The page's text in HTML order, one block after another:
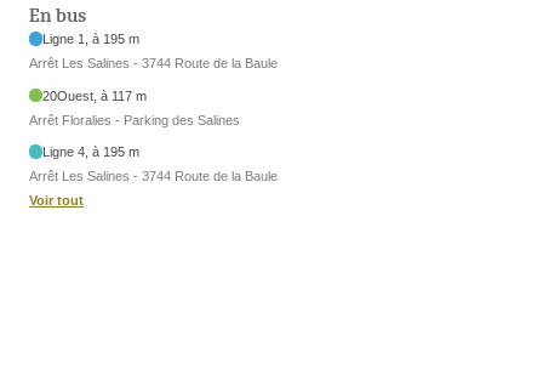
En bus
Ligne 1, à 195 m
Arrêt Les Salines - 3744 Route de la Baule
20Ouest, à 117 m
Arrêt Floralies - Parking des Salines
Ligne 4, à 195 m
Arrêt Les Salines - 3744 Route de la Baule
Voir tout